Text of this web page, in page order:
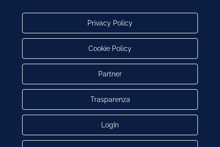
Privacy Policy
Cookie Policy
Partner
Trasparenza
LogIn